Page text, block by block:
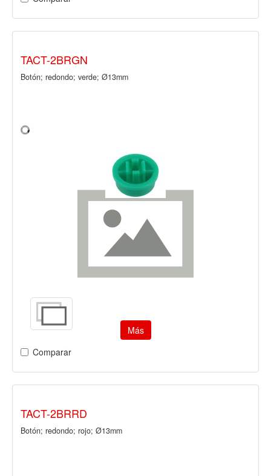
TACT-2BRGN
Botón; redondo; verde; Ø13mm
Más
Comparar
TACT-2BRRD
Botón; redondo; rojo; Ø13mm